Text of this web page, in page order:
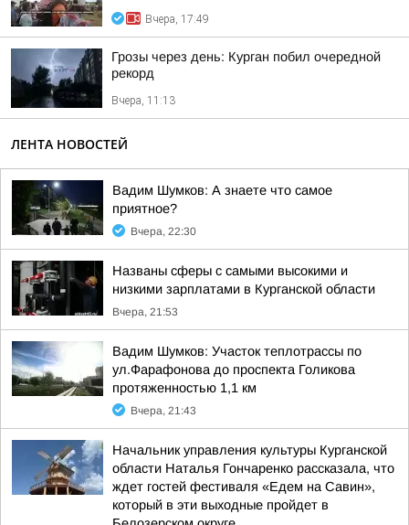
Вчера, 17:49
Грозы через день: Курган побил очередной
рекорд
Вчера, 11:13
ЛЕНТА НОВОСТЕЙ
Вадим Шумков: А знаете что самое
приятное?
Вчера, 22:30
Названы сферы с самыми высокими и
низкими зарплатами в Курганской области
Вчера, 21:53
Вадим Шумков: Участок теплотрассы по
ул.Фарафонова до проспекта Голикова
протяженностью 1,1 км
Вчера, 21:43
Начальник управления культуры Курганской
области Наталья Гончаренко рассказала, что
ждет гостей фестиваля «Едем на Савин»,
который в эти выходные пройдет в